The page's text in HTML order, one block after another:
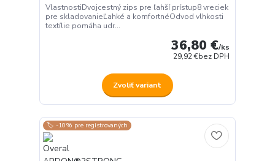
VlastnostiDvojcestný zips pre ľahší prístup8 vreciek
pre skladovanieĽahké a komfortnéOdvod vlhkosti
textílie pomáha udr...
36,80 €/ks
29,92 €bez DPH
Zvoliť variant
🏷️ -10% pre registrovaných